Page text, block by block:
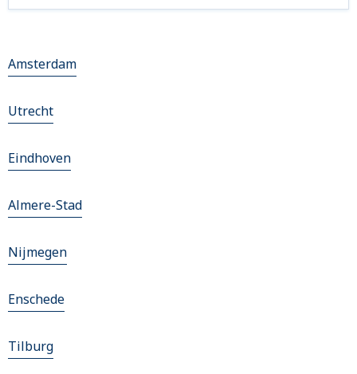
Amsterdam
Utrecht
Eindhoven
Almere-Stad
Nijmegen
Enschede
Tilburg